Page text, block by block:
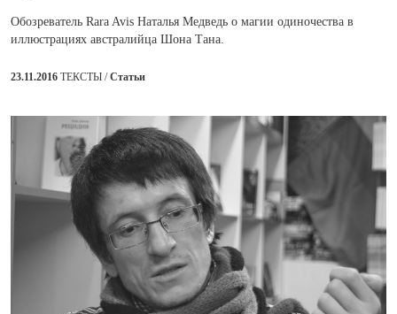
Обозреватель Rara Avis Наталья Медведь о магии одиночества в
иллюстрациях австралийца Шона Тана.
23.11.2016 ТЕКСТЫ /Статьи